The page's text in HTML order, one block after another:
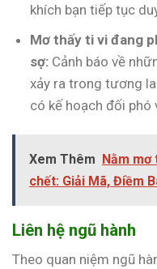
khích bạn tiếp tục
Mơ thấy ti vi đang
sợ: Cảnh báo về
xảy ra trong tương
có kế hoạch đối phó
Xem Thêm Nằm mơ
chết: Giải Mã, Điềm
Liên hệ ngũ hành
Theo quan niệm ngũ